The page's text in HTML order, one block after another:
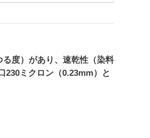
度）があり、速乾性（染料
230ミクロン（0.23mm）と